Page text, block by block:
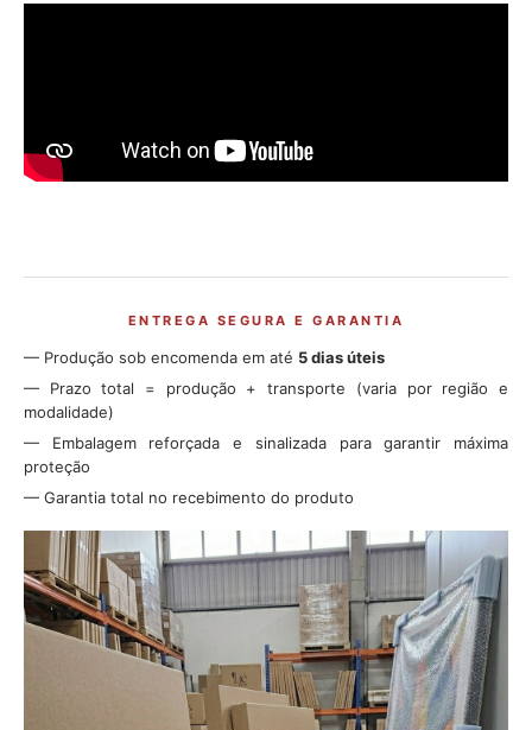
ENTREGA SEGURA E GARANTIA
— Produção sob encomenda em até 5 dias úteis
— Prazo total = produção + transporte (varia por região e
modalidade)
— Embalagem reforçada e sinalizada para garantir máxima
proteção
— Garantia total no recebimento do produto